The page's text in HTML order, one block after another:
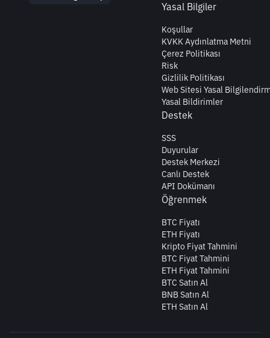
Yasal Bilgiler
Koşullar
KVKK Aydınlatma Metni
Çerez Politikası
Risk
Gizlilik Politikası
Web Sitesi Yasal
Yasal Bildirimler
Destek
SSS
Duyurular
Destek Merkezi
Canlı Destek
API Dokümanı
Öğrenmek
BTC Fiyatı
ETH Fiyatı
Kripto Fiyat Tahmini
BTC Fiyat Tahmini
ETH Fiyat Tahmini
BTC Satın Al
BNB Satın Al
ETH Satın Al